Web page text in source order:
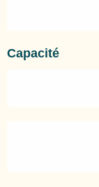
Capacité